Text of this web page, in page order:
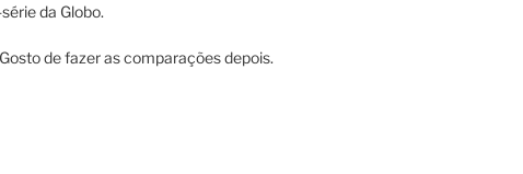
da Globo.
de fazer as comparações depois.